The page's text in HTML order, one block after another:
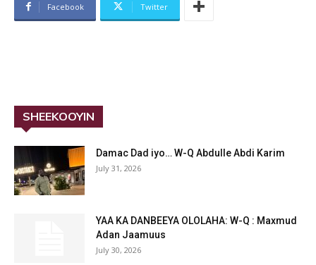
Facebook Twitter
SHEEKOOYIN
Damac Dad iyo… W-Q Abdulle Abdi Karim
July 31, 2026
YAA KA DANBEEYA OLOLAHA: W-Q : Maxmud
Adan Jaamuus
July 30, 2026